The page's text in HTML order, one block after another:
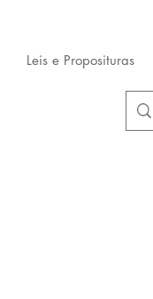
Leis e Proposituras